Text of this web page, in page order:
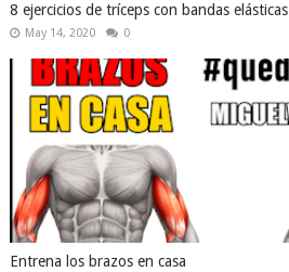
8 ejercicios de tríceps con bandas elásticas
May 14, 2020 0
Entrena los brazos en casa